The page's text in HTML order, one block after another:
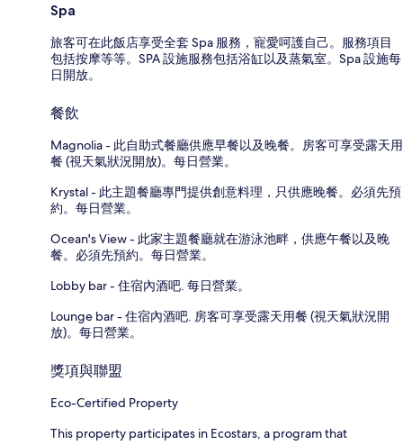
Spa
旅客可在此飯店享受全套 Spa 服務，寵愛呵護自己。服務項目
包括按摩等等。SPA 設施服務包括浴缸以及蒸氣室。Spa 設施每
日開放。
餐飲
Magnolia - 此自助式餐廳供應早餐以及晚餐。房客可享受露天用
餐 (視天氣狀況開放)。每日營業。
Krystal - 此主題餐廳專門提供創意料理，只供應晚餐。必須先預
約。每日營業。
Ocean's View - 此家主題餐廳就在游泳池畔，供應午餐以及晚
餐。必須先預約。每日營業。
Lobby bar - 住宿內酒吧. 每日營業。
Lounge bar - 住宿內酒吧. 房客可享受露天用餐 (視天氣狀況開
放)。每日營業。
獎項與聯盟
Eco-Certified Property
This property participates in Ecostars, a program that